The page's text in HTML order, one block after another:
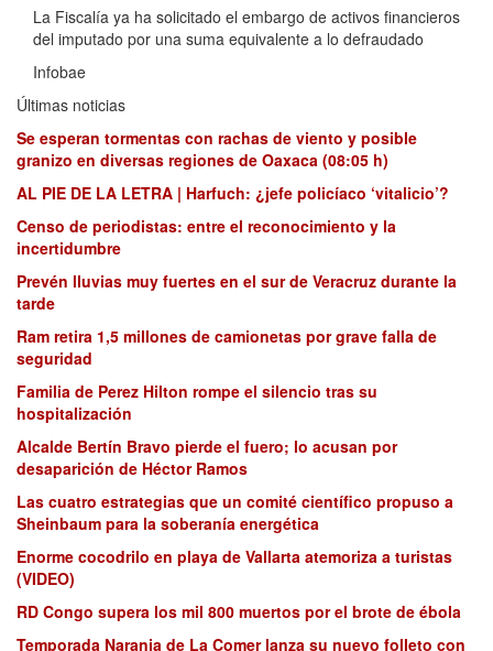
La Fiscalía ya ha solicitado el embargo de activos financieros
del imputado por una suma equivalente a lo defraudado
Infobae
Últimas noticias
Se esperan tormentas con rachas de viento y posible
granizo en diversas regiones de Oaxaca (08:05 h)
AL PIE DE LA LETRA | Harfuch: ¿jefe policíaco ‘vitalicio’?
Censo de periodistas: entre el reconocimiento y la
incertidumbre
Prevén lluvias muy fuertes en el sur de Veracruz durante la
tarde
Ram retira 1,5 millones de camionetas por grave falla de
seguridad
Familia de Perez Hilton rompe el silencio tras su
hospitalización
Alcalde Bertín Bravo pierde el fuero; lo acusan por
desaparición de Héctor Ramos
Las cuatro estrategias que un comité científico propuso a
Sheinbaum para la soberanía energética
Enorme cocodrilo en playa de Vallarta atemoriza a turistas
(VIDEO)
RD Congo supera los mil 800 muertos por el brote de ébola
Temporada Naranja de La Comer lanza su nuevo folleto con